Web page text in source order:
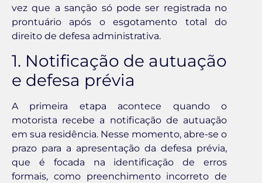
vez que a sanção só pode ser registrada no
prontuário após o esgotamento total do
direito de defesa administrativa.
1. Notificação de autuação
e defesa prévia
A primeira etapa acontece quando o
motorista recebe a notificação de autuação
em sua residência. Nesse momento, abre-se o
prazo para a apresentação da defesa prévia,
que é focada na identificação de erros
formais, como preenchimento incorreto de